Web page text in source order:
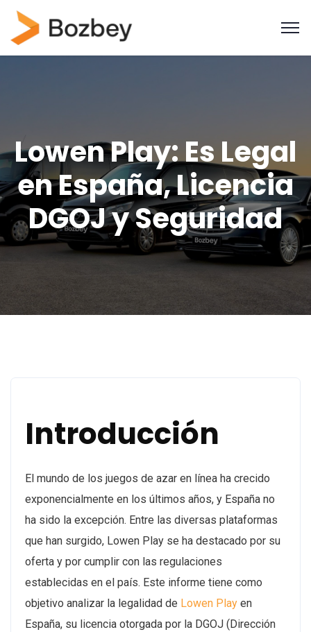
Lowen Play: Es Legal
en España, Licencia
DGOJ y Seguridad
Introducción
El mundo de los juegos de azar en línea ha crecido
exponencialmente en los últimos años, y España no
ha sido la excepción. Entre las diversas plataformas
que han surgido, Lowen Play se ha destacado por su
oferta y por cumplir con las regulaciones
establecidas en el país. Este informe tiene como
objetivo analizar la legalidad de Lowen Play en
España, su licencia otorgada por la DGOJ (Dirección